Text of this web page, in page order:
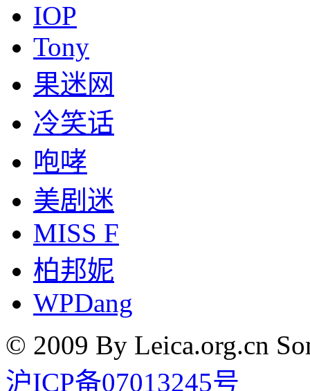
IOP
Tony
果迷网
冷笑话
咆哮
美剧迷
MISS F
柏邦妮
WPDang
© 2009 By Leica.org.cn
沪ICP备07013245号